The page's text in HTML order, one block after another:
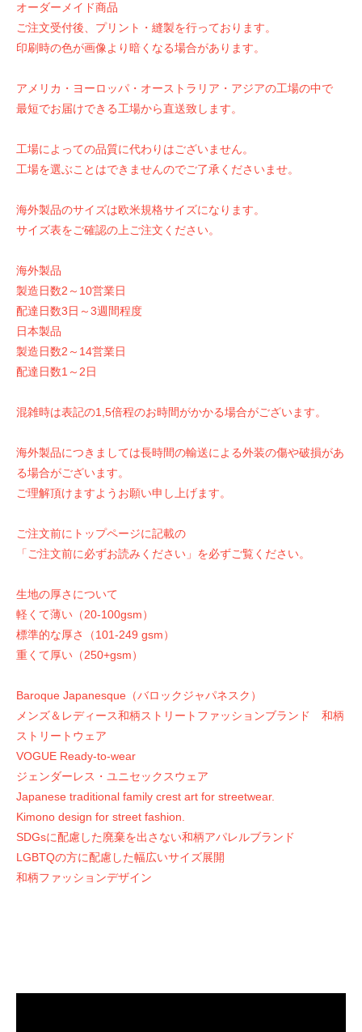
オーダーメイド商品
ご注文受付後、プリント・縫製を行っております。
印刷時の色が画像より暗くなる場合があります。
アメリカ・ヨーロッパ・オーストラリア・アジアの工場の中で
最短でお届けできる工場から直送致します。
工場によっての品質に代わりはございません。
工場を選ぶことはできませんのでご了承くださいませ。
海外製品のサイズは欧米規格サイズになります。
サイズ表をご確認の上ご注文ください。
海外製品
製造日数2～10営業日
配達日数3日～3週間程度
日本製品
製造日数2～14営業日
配達日数1～2日
混雑時は表記の1,5倍程のお時間がかかる場合がございます。
海外製品につきましては長時間の輸送による外装の傷や破損があ
る場合がございます。
ご理解頂けますようお願い申し上げます。
ご注文前にトップページに記載の
「ご注文前に必ずお読みください」を必ずご覧ください。
生地の厚さについて
軽くて薄い（20-100gsm）
標準的な厚さ（101-249 gsm）
重くて厚い（250+gsm）
Baroque Japanesque（バロックジャパネスク）
メンズ＆レディース和柄ストリートファッションブランド 和柄
ストリートウェア
VOGUE Ready-to-wear
ジェンダーレス・ユニセックスウェア
Japanese traditional family crest art for streetwear.
Kimono design for street fashion.
SDGsに配慮した廃棄を出さない和柄アパレルブランド
LGBTQの方に配慮した幅広いサイズ展開
和柄ファッションデザイン